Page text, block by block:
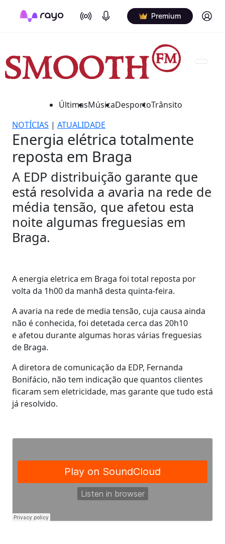
On Air Podcasts Premium Log in
ÚltimasMúsicaDesportoTrânsito
NOTÍCIAS | ATUALIDADE
Energia elétrica totalmente
reposta em Braga
A EDP distribuição garante que
está resolvida a avaria na rede de
média tensão, que afetou esta
noite algumas freguesias em
Braga.
A energia eletrica em Braga foi total reposta por
volta da 1h00 da manhã desta quinta-feira.
A avaria na rede de media tensão, cuja causa ainda
não é conhecida, foi detetada cerca das 20h10
e afetou durante algumas horas várias freguesias
de Braga.
A diretora de comunicação da EDP, Fernanda
Bonifácio, não tem indicação que quantos clientes
ficaram sem eletricidade, mas garante que tudo está
já resolvido.